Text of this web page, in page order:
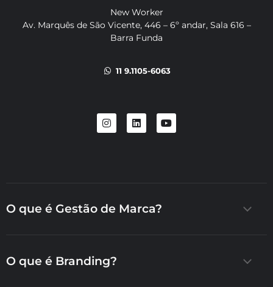
New Worker
Av. Marquês de São Vicente, 446 – 6º andar, Sala 616 –
Barra Funda
11 9.1105-6063
O que é Gestão de Marca?
estratégico de construir, desenvolver e manter a
O que é Branding?